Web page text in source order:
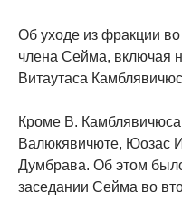
Об уходе из фракции
члена Cейма, включая
Витаутаса
Кроме В.
Валюкявичюте, Юозас
Думбрава. Об этом
заседании Cейма во